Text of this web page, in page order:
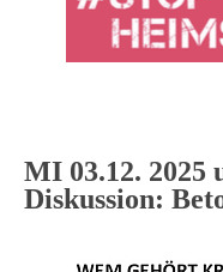
MI 03.12. 2025
Diskussion: